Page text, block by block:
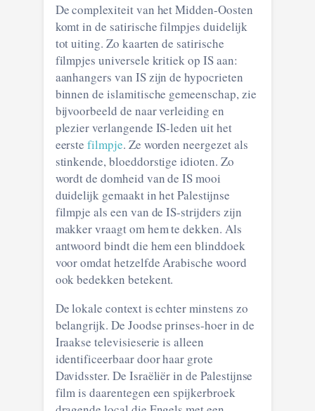
De complexiteit van het Midden-Oosten
komt in de satirische filmpjes duidelijk
tot uiting. Zo kaarten de satirische
filmpjes universele kritiek op IS aan:
aanhangers van IS zijn de hypocrieten
binnen de islamitische gemeenschap, zie
bijvoorbeeld de naar verleiding en
plezier verlangende IS-leden uit het
eerstefilmpje. Ze worden neergezet als
stinkende, bloeddorstige idioten. Zo
wordt de domheid van de IS mooi
duidelijk gemaakt in het Palestijnse
filmpje als een van de IS-strijders zijn
makker vraagt om hem te dekken. Als
antwoord bindt die hem een blinddoek
voor omdat hetzelfde Arabische woord
ook bedekken betekent.
De lokale context is echter minstens zo
belangrijk. De Joodse prinses-hoer in de
Iraakse televisieserie is alleen
identificeerbaar door haar grote
Davidsster. De Israëliër in de Palestijnse
film is daarentegen een spijkerbroek